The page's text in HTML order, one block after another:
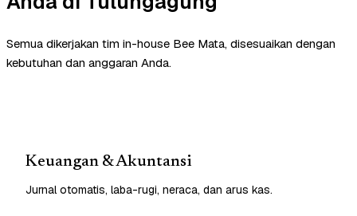
Semua dikerjakan tim in-house Bee Mata, disesuaikan dengan
kebutuhan dan anggaran Anda.
Keuangan & Akuntansi
Jurnal otomatis, laba-rugi, neraca, dan arus kas.